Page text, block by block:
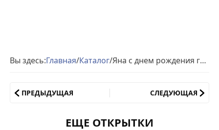
Вы здесь:Главная/Каталог/ Яна с днем рождения гиф обои
ПРЕДЫДУЩАЯ СЛЕДУЮЩАЯ
ЕЩЕ ОТКРЫТКИ